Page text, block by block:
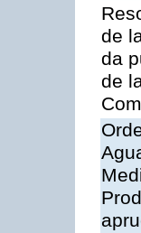
de
da
de